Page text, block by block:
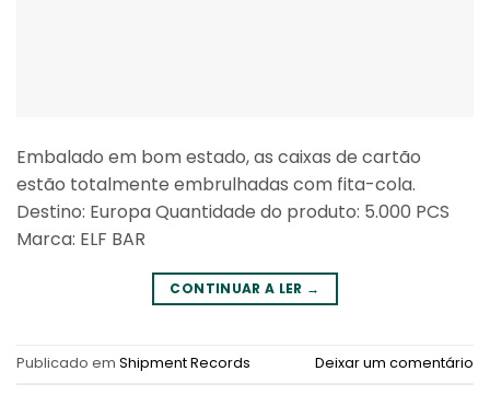
Embalado em bom estado, as caixas de cartão
estão totalmente embrulhadas com fita-cola.
Destino: Europa Quantidade do produto: 5.000 PCS
Marca: ELF BAR
CONTINUAR A LER →
Publicado em Shipment Records Deixar um comentário